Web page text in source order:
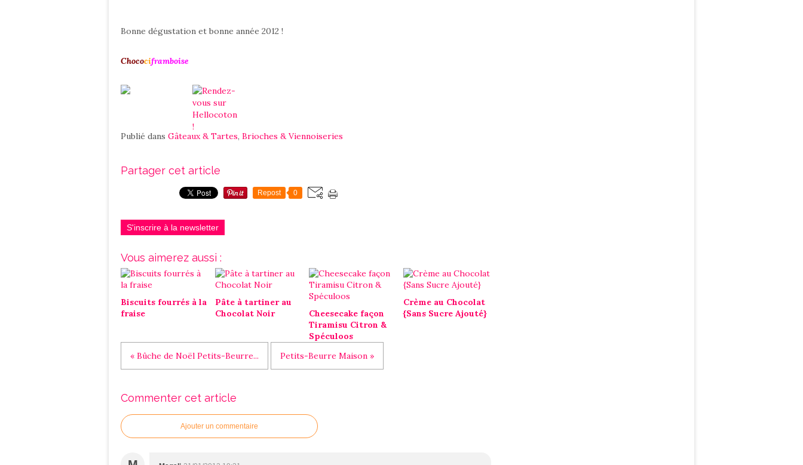
Bonne dégustation et bonne année 2012 !
Chocociframboise
Publié dans Gâteaux & Tartes, Brioches & Viennoiseries
Partager cet article
Repost 0
S'inscrire à la newsletter
Vous aimerez aussi :
Biscuits fourrés à la
fraise
Pâte à tartiner au
Chocolat Noir
Cheesecake façon
Tiramisu Citron &
Spéculoos
Crème au Chocolat
{Sans Sucre Ajouté}
« Bûche de Noël Petits-Beurre... Petits-Beurre Maison »
Commenter cet article
Ajouter un commentaire